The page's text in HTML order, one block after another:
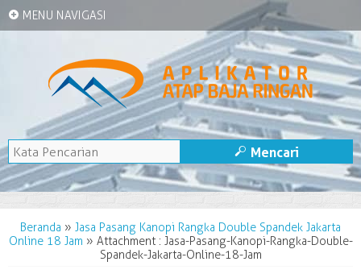
+ MENU NAVIGASI
M Mencari
Beranda » Jasa Pasang Kanopi Rangka Double Spandek Jakarta
Online 18 Jam » Attachment : Jasa-Pasang-Kanopi-Rangka-Double-
Spandek-Jakarta-Online-18-Jam